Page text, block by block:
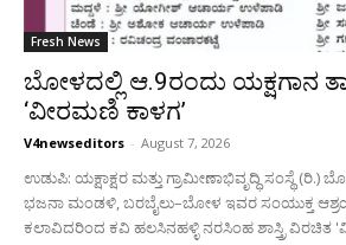
Fresh News
ಬೋಳದಲ್ಲಿ ಆ.9ರಂದು ಯಕ್ಷಗಾನ
‘ವೀರಮಣಿ ಕಾಳಗ’
V4newseditors - August 7, 2026
ಉಡುಪಿ: ಯಕ್ಷಾಕ್ಷರ ಮತ್ತು ಗ್ರಾಮೀಣಾಭಿವೃದ್ಧಿ ಸಂಸ್ಥೆ (ರಿ.)
ಭಜನಾ ಮಂಡಳಿ, ಬರಬೈಲು–ಬೋಳ ಇವರ ಸಂಯುಕ್ತ
ಕಲಾವಿದರಿಂದ ಕವಿ ಹಲಸಿನಹಳ್ಳಿ ನರಸಿಂಹ ಶಾಸ್ತ್ರಿ ವಿರಚಿತ